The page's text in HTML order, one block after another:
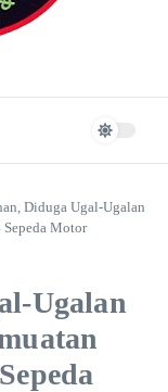
Diduga Ugal-Ugalan
Sepeda Motor
Ugalan